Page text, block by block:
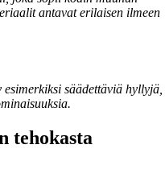
antavat erilaisen ilmeen
säädettäviä hyllyjä,
tehokasta